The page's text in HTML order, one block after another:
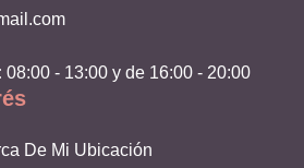
08:00 - 13:00 y de 16:00 - 20:00
De Mi Ubicación